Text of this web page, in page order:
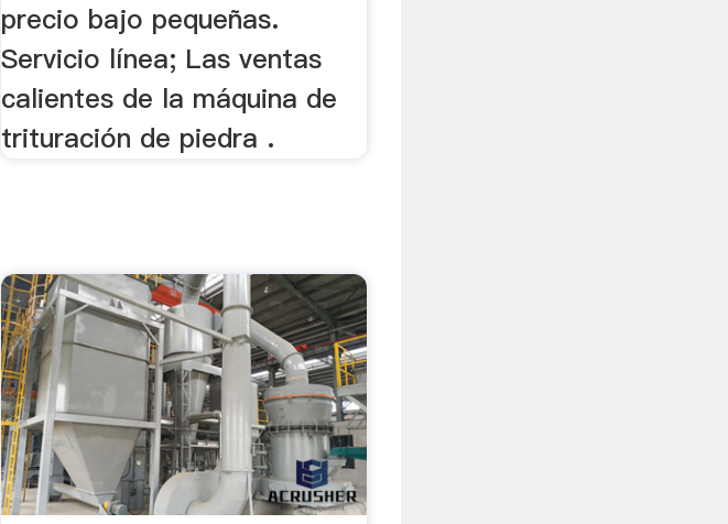
precio bajo pequeñas.
Servicio línea; Las ventas
calientes de la máquina de
trituración de piedra .